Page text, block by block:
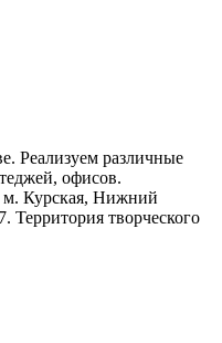
Реализуем различные
офисов.
Курская, Нижний
Территория творческого